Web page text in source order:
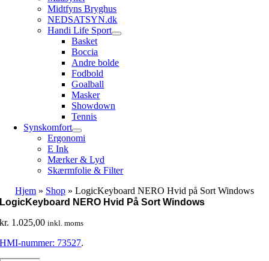
Midtfyns Bryghus
NEDSATSYN.dk
Handi Life Sport
Basket
Boccia
Andre bolde
Fodbold
Goalball
Masker
Showdown
Tennis
Synskomfort
Ergonomi
E Ink
Mærker & Lyd
Skærmfolie & Filter
Hjem » Shop » LogicKeyboard NERO Hvid på Sort Windows
LogicKeyboard NERO Hvid På Sort Windows
kr. 1.025,00 inkl. moms
HMI-nummer: 73527.